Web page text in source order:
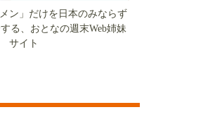
ン」だけを日本のみならず
る、おとなの週末Web姉妹
サイト